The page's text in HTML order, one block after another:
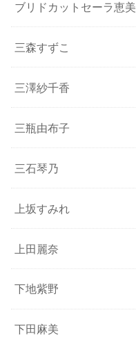
ブリドカットセーラ恵美
三森すずこ
三澤紗千香
三瓶由布子
三石琴乃
上坂すみれ
上田麗奈
下地紫野
下田麻美